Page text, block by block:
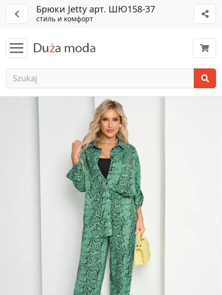
Брюки Jetty арт. ШЮ158-37
стиль и комфорт